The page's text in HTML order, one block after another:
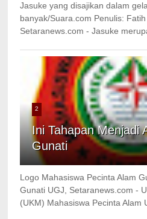
Jasuke yang disajikan dalam
banyak/Suara.com Penulis:
Setaranews.com - Jasuke
2
Ini Tahapan Menjadi
Gunati
Logo Mahasiswa Pecinta Alam
Gunati UGJ, Setaranews.com -
(UKM) Mahasiswa Pecinta Alam